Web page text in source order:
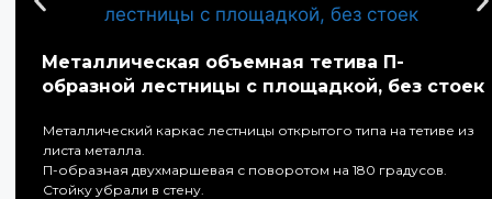
Металлическая объемная тетива П-
образной лестницы с площадкой, без стоек
Металлический каркас лестницы открытого типа на тетиве из
листа металла.
П-образная двухмаршевая с поворотом на 180 градусов.
Стойку убрали в стену.